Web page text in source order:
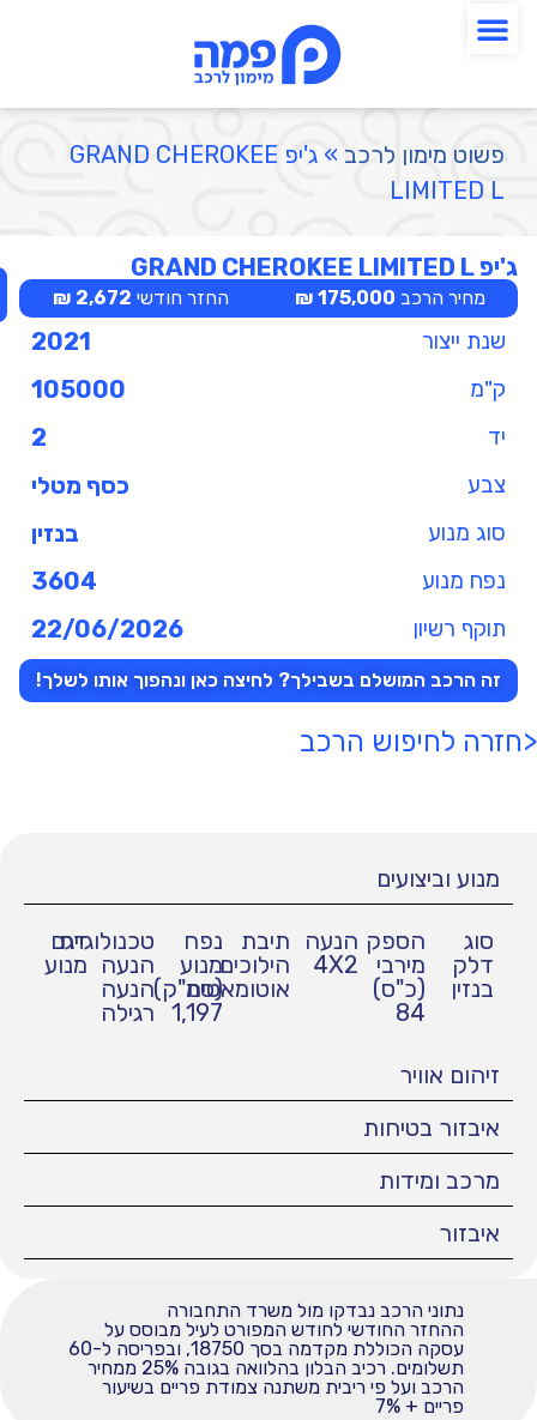
פשוט מימון לרכב »
ג'יפ GRAND CHEROKEE
LIMITED L
ג'יפ GRAND CHEROKEE LIMITED L
מחיר הרכב 175,000 ₪ החזר חודשי 2,672 ₪
שנת ייצור 2021
ק"מ 105000
יד 2
צבע כסף מטלי
סוג מנוע בנזין
נפח מנוע 3604
תוקף רשיון 22/06/2026
זה הרכב המושלם בשבילך? לחיצה כאן ונהפוך אותו לשלך!
<חזרה לחיפוש הרכב
מנוע וביצועים
סוג
דלק
בנזין
הספק
מירבי
(כ"ס)
84
הנעה
4X2
תיבת
הילוכים
אוטומאטית
נפח
מנוע
(סמ"ק)
1,197
טכנולוגיית
הנעה
הנעה
רגילה
דגם
מנוע
זיהום אוויר
איבזור בטיחות
מרכב ומידות
איבזור
נתוני הרכב נבדקו מול משרד התחבורה
ההחזר החודשי לחודש המפורט לעיל מבוסס על
עסקה הכוללת מקדמה בסך 18750, ובפריסה ל-60
תשלומים. רכיב הבלון בהלוואה בגובה 25% ממחיר
הרכב ועל פי ריבית משתנה צמודת פריים בשיעור
פריים + 7%